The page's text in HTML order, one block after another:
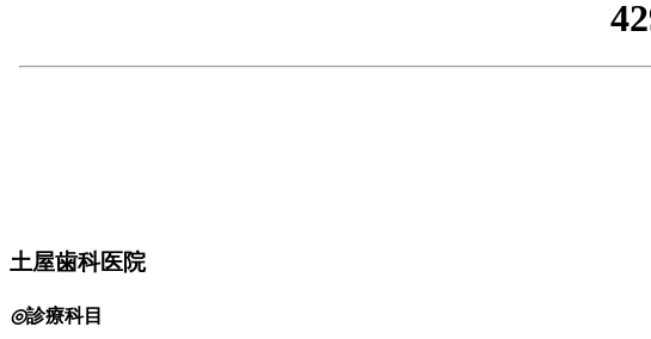
土屋歯科医院
◎診療科目